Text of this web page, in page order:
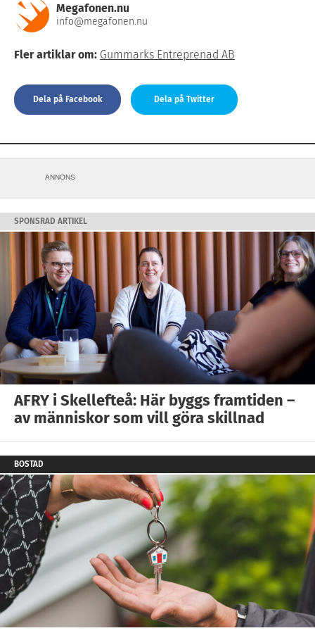
Megafonen.nu
info@megafonen.nu
Fler artiklar om: Gummarks Entreprenad AB
Dela på Facebook Dela på Twitter
ANNONS
SPONSRAD ARTIKEL
AFRY i Skellefteå: Här byggs framtiden –
av människor som vill göra skillnad
BOSTAD